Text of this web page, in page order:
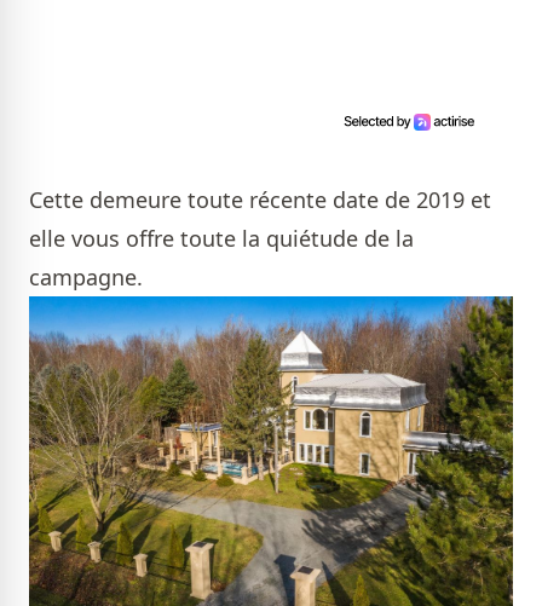
Cette demeure toute récente date de 2019 et
elle vous offre toute la quiétude de la
campagne.